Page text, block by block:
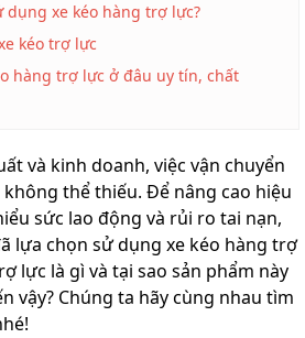
dụng xe kéo hàng trợ lực?
kéo trợ lực
hàng trợ lực ở đâu uy tín, chất
và kinh doanh, việc vận chuyển
thể thiếu. Để nâng cao hiệu
sức lao động và rủi ro tai nạn,
lựa chọn sử dụng xe kéo hàng trợ
lực là gì và tại sao sản phẩm này
vậy? Chúng ta hãy cùng nhau tìm